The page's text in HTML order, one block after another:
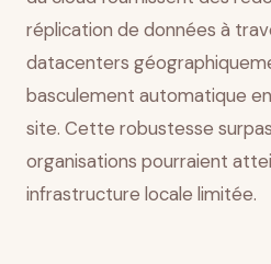
réplication de données à
datacenters
basculement automatique
site. Cette robustesse
organisations pourraient
infrastructure locale limitée.